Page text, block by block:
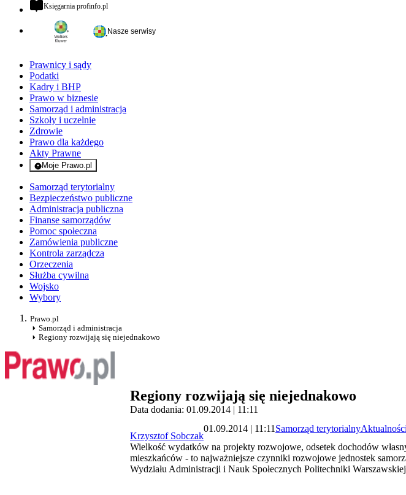
Księgarnia profinfo.plotwiera się w nowej karcie
Nasze serwisy
Prawnicy i sądy
Podatki
Kadry i BHP
Prawo w biznesie
Samorząd i administracja
Szkoły i uczelnie
Zdrowie
Prawo dla każdego
Akty Prawne
Moje Prawo.pl
- rejestracja i logowanie do serwisu
Samorząd terytorialny
Bezpieczeństwo publiczne
Administracja publiczna
Finanse samorządów
Pomoc społeczna
Zamówienia publiczne
Kontrola zarządcza
Orzeczenia
Służba cywilna
Wojsko
Wybory
Prawo.pl
Samorząd i administracja
Regiony rozwijają się niejednakowo
Regiony rozwijają się niejednakowo
Data dodania: 01.09.2014 | 11:11
Krzysztof Sobczak
01.09.2014 | 11:11 Samorząd terytorialnyAktualności
Wielkość wydatków na projekty rozwojowe, odsetek dochodów
mieszkańców - to najważniejsze czynniki rozwojowe jednostek
Wydziału Administracji i Nauk Społecznych Politechniki